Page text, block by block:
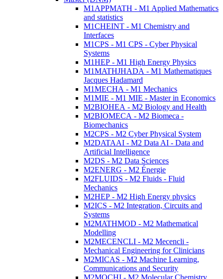
M1APPMATH - M1 Applied Mathematics
and statistics
M1CHEINT - M1 Chemistry and
Interfaces
M1CPS - M1 CPS - Cyber Physical
Systems
M1HEP - M1 High Energy Physics
M1MATHJHADA - M1 Mathematiques
Jacques Hadamard
M1MECHA - M1 Mechanics
M1MIE - M1 MIE - Master in Economics
M2BIOHEA - M2 Biology and Health
M2BIOMECA - M2 Biomeca -
Biomechanics
M2CPS - M2 Cyber Physical System
M2DATAAI - M2 Data AI - Data and
Artificial Intelligence
M2DS - M2 Data Sciences
M2ENERG - M2 Énergie
M2FLUIDS - M2 Fluids - Fluid
Mechanics
M2HEP - M2 High Energy physics
M2ICS - M2 Integration, Circuits and
Systems
M2MATHMOD - M2 Mathematical
Modelling
M2MECENCLI - M2 Mecencli -
Mechanical Engineering for Clinicians
M2MICAS - M2 Machine Learning,
Communications and Security
M2MOCHI - M2 Molecular Chemistry